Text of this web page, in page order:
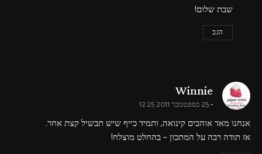
שבת שלום!
הגב
Winnie
says:
25 בספטמבר 2011 12:25
אנחנו מאד אוהבים קינואה, ותמיד כייף שיש תבשיל קצת אחר.
אז תודה רבה על המתכון – בהחלט מוצלח!